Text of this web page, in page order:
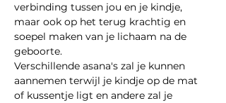
verbinding tussen jou en je kindje,
maar ook op het terug krachtig en
soepel maken van je lichaam na de
geboorte.
Verschillende asana's zal je kunnen
aannemen terwijl je kindje op de mat
of kussentje ligt en andere zal je